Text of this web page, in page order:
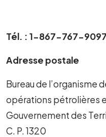
Tél. : 1-867-767-9097
Adresse postale
Bureau de l’organisme
opérations pétrolières
Gouvernement des
C. P. 1320